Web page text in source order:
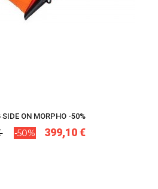
SIDE ON MORPHO -50%
-50% 399,10 €